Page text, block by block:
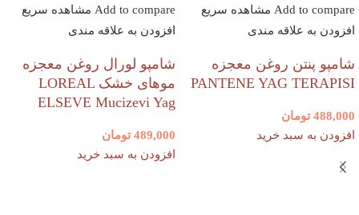
Add to compare مشاهده سریع
افزودن به علاقه مندی
شامپو پنتن روغن معجزه
PANTENE YAG TERAPISI
488,000 تومان
افزودن به سبد خرید
Add to compare مشاهده سریع
افزودن به علاقه مندی
شامپو لورال روغن معجزه
موهای خشک LOREAL
ELSEVE Mucizevi Yag
489,000 تومان
افزودن به سبد خرید